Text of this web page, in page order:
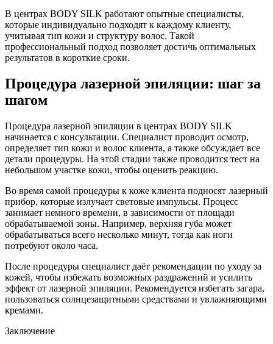
В центрах BODY SILK работают опытные специалисты,
которые индивидуально подходят к каждому клиенту,
учитывая тип кожи и структуру волос. Такой
профессиональный подход позволяет достичь оптимальных
результатов в короткие сроки.
Процедура лазерной эпиляции: шаг за
шагом
Процедура лазерной эпиляции в центрах BODY SILK
начинается с консультации. Специалист проводит осмотр,
определяет тип кожи и волос клиента, а также обсуждает все
детали процедуры. На этой стадии также проводится тест на
небольшом участке кожи, чтобы оценить реакцию.
Во время самой процедуры к коже клиента подносят лазерный
прибор, которые излучает световые импульсы. Процесс
занимает немного времени, в зависимости от площади
обрабатываемой зоны. Например, верхняя губа может
обрабатываться всего несколько минут, тогда как ноги
потребуют около часа.
После процедуры специалист даёт рекомендации по уходу за
кожей, чтобы избежать возможных раздражений и усилить
эффект от лазерной эпиляции. Рекомендуется избегать загара,
пользоваться солнцезащитными средствами и увлажняющими
кремами.
Заключение